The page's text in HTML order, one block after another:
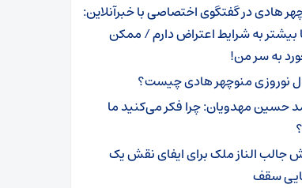
هادی در گفتگوی اختصاصی با خبرآنلاین:
به شرایط اعتراض دارم / ممکن
به سر من!
نوروزی منوچهر هادی چیست؟
حسین مهدویان: چرا فکر می‌کنید ما
جالب الناز ملک برای ایفای نقش یک
سقف